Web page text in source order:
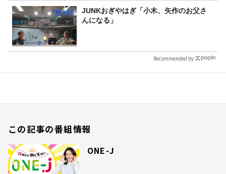
JUNKおぎやはぎ「小木、矢作のお父さ
んになる」
Recommended by
この記事の番組情報
ONE-J